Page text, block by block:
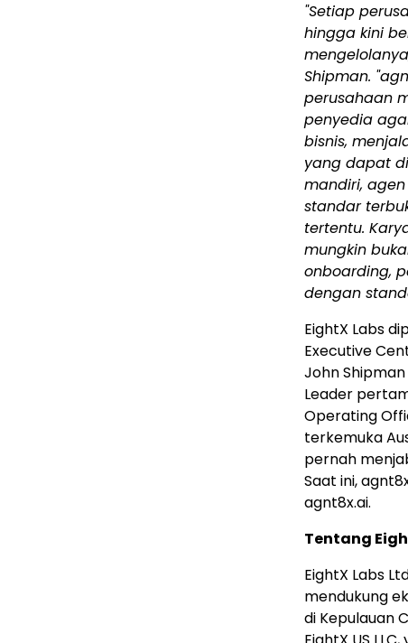
"Setiap
hingga kini
Shipman.
perusahaan
penyedia
bisnis,
yang dapat
mandiri,
standar
tertentu.
mungkin
onboarding,
dengan
EightX Labs
Executive
John
Leader
Operating
terkemuka
pernah
Saat ini,
agnt8x.ai.
Tentang
EightX Labs
mendukung
di Kepulauan